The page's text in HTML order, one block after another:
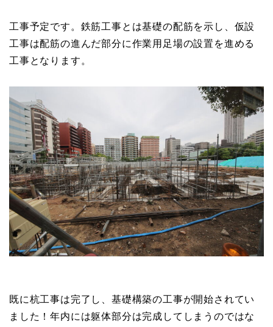
工事予定です。鉄筋工事とは基礎の配筋を示し、仮設
工事は配筋の進んだ部分に作業用足場の設置を進める
工事となります。
既に杭工事は完了し、基礎構築の工事が開始されてい
ました！年内には躯体部分は完成してしまうのではな